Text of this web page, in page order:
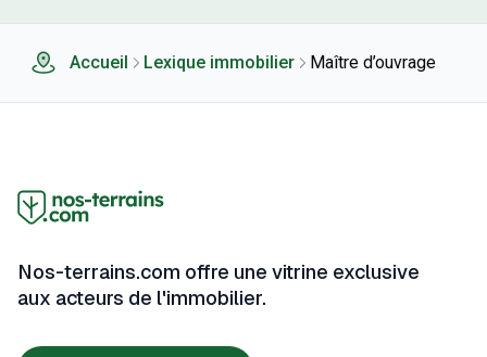
Accueil Lexique immobilier Maître d’ouvrage
Nos-terrains.com offre une vitrine exclusive
aux acteurs de l'immobilier.